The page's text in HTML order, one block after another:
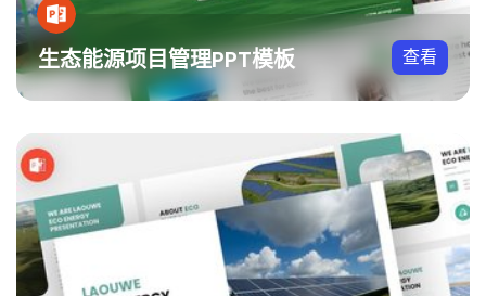
生态能源项目管理PPT模板 查看